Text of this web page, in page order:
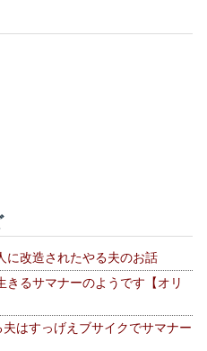
に改造されたやる夫のお話
きるサマナーのようです【オリ
夫はすっげえブサイクでサマナー